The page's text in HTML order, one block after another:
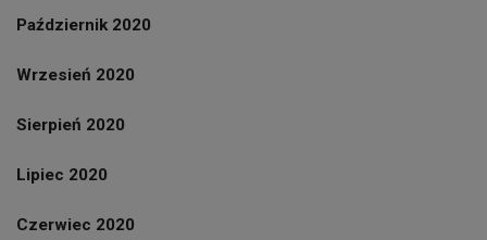
Październik 2020
Wrzesień 2020
Sierpień 2020
Lipiec 2020
Czerwiec 2020